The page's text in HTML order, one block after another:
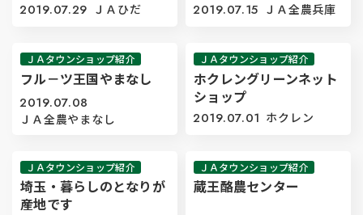
2019.07.29 ＪＡひだ 2019.07.15 ＪＡ全農兵庫
ＪＡタウンショップ紹介
フル－ツ王国やまなし
2019.07.08
ＪＡ全農やまなし
ＪＡタウンショップ紹介
ホクレングリーンネット
ショップ
2019.07.01 ホクレン
ＪＡタウンショップ紹介
埼玉・暮らしのとなりが
産地です
ＪＡタウンショップ紹介
蔵王酪農センター